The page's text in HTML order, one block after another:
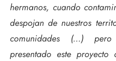
hermanos, cuando
despojan de nuestros
comunidades (…)
presentado este